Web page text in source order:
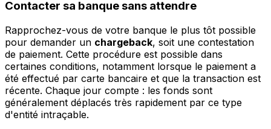
Contacter sa banque sans attendre
Rapprochez-vous de votre banque le plus tôt possible
pour demander un chargeback, soit une contestation
de paiement. Cette procédure est possible dans
certaines conditions, notamment lorsque le paiement a
été effectué par carte bancaire et que la transaction est
récente. Chaque jour compte : les fonds sont
généralement déplacés très rapidement par ce type
d'entité intraçable.